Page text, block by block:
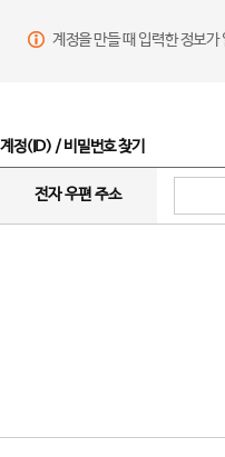
계정을 만들 때 입력한 정보
계정(ID) / 비밀번호 찾기
전자 우편 주소